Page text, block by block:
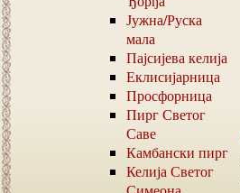
Јужна/Руска
мала
Пајсијева келија
Еклисијарница
Просфорница
Пирг Светог
Саве
Камбански пирг
Келија Светог